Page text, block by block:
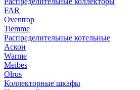
FAR
Oventrop
Tiemme
Распределительные котельные
Аскон
Warme
Meibes
Olrus
Коллекторные шкафы